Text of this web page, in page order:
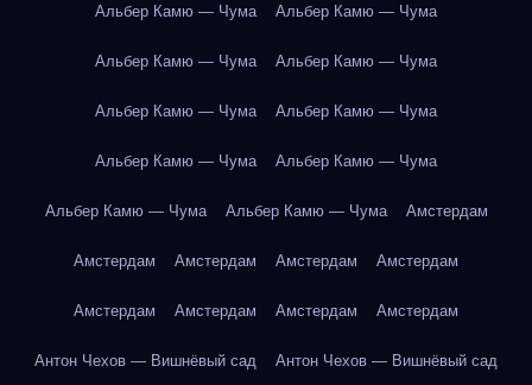
Альбер Камю — Чума Альбер Камю — Чума
Альбер Камю — Чума Альбер Камю — Чума
Альбер Камю — Чума Альбер Камю — Чума
Альбер Камю — Чума Альбер Камю — Чума
Альбер Камю — Чума Альбер Камю — Чума Амстердам
Амстердам Амстердам Амстердам Амстердам
Амстердам Амстердам Амстердам Амстердам
Антон Чехов — Вишнёвый сад Антон Чехов — Вишнёвый сад